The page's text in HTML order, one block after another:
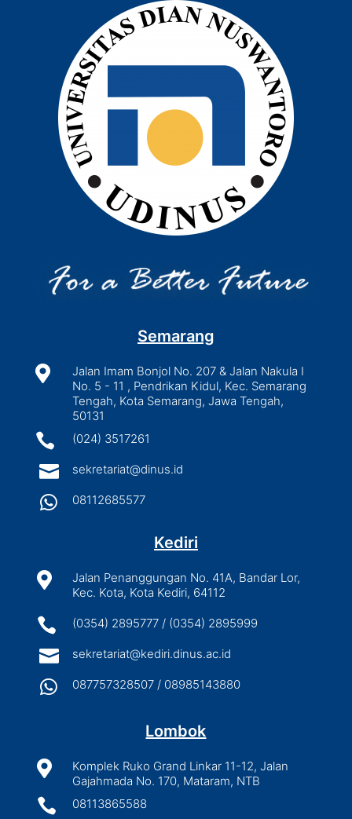
Semarang

Jalan Imam Bonjol No. 207 & Jalan Nakula I
No. 5 - 11 , Pendrikan Kidul, Kec. Semarang
Tengah, Kota Semarang, Jawa Tengah,
50131
 (024) 3517261
 sekretariat@dinus.id
 08112685577
Kediri

Jalan Penanggungan No. 41A, Bandar Lor,
Kec. Kota, Kota Kediri, 64112
 (0354) 2895777 / (0354) 2895999
 sekretariat@kediri.dinus.ac.id
 087757328507 / 08985143880
Lombok

Komplek Ruko Grand Linkar 11-12, Jalan
Gajahmada No. 170, Mataram, NTB
 08113865588